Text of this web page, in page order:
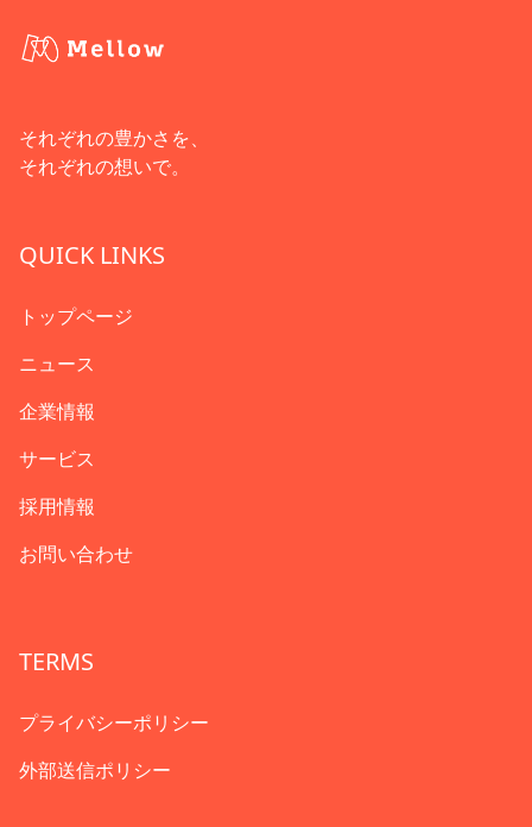
それぞれの豊かさを、
それぞれの想いで。
QUICK LINKS
トップページ
ニュース
企業情報
サービス
採用情報
お問い合わせ
TERMS
プライバシーポリシー
外部送信ポリシー